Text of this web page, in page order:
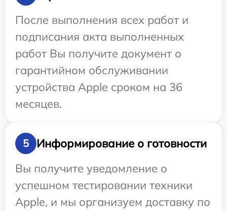
После выполнения всех работ и
подписания акта выполненных
работ Вы получите документ о
гарантийном обслуживании
устройства Apple сроком на 36
месяцев.
5
Информирование о готовности
Вы получите уведомление о
успешном тестировании техники
Apple, и мы организуем доставку по